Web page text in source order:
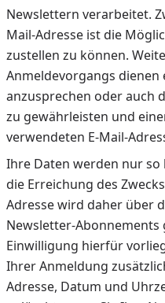
Newslettern verarbeitet.
Mail-Adresse ist die
zustellen zu können.
Anmeldevorgangs dienen
anzusprechen oder auch
zu gewährleisten und
verwendeten E-Mail-
Ihre Daten werden nur
die Erreichung des
Adresse wird daher über
Newsletter-
Einwilligung hierfür
Ihrer Anmeldung
Adresse, Datum und